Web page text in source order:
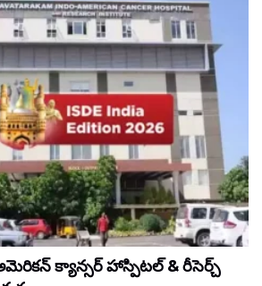
క్యాన్సర్ హాస్పిటల్ & రీసెర్చ్